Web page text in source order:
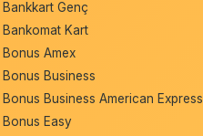
Bankkart Genç
Bankomat Kart
Bonus Amex
Bonus Business
Bonus Business American Express
Bonus Easy